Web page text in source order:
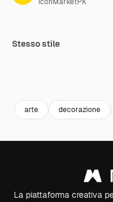
Stesso stile
arte decorazione
La piattaforma creativa